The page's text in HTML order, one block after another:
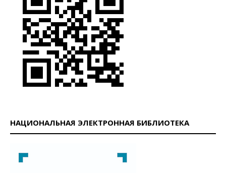
НАЦИОНАЛЬНАЯ ЭЛЕКТРОННАЯ БИБЛИОТЕКА